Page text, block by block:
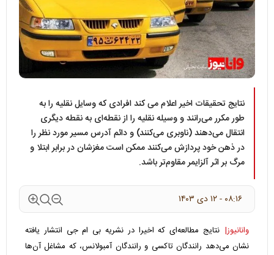
نتایج تحقیقات اخیر اعلام می کند افرادی که وسایل نقلیه را به
طور مکرر می‌رانند و وسیله نقلیه را از نقطه‌ای به نقطه دیگری
انتقال می‌دهند (ناوبری می‌کنند) و دائم آدرس مسیر مورد نظر را
در ذهن خود پردازش می‌کنند ممکن است مغزشان در برابر ابتلا و
مرگ بر اثر آلزایمر مقاوم‌تر باشد.
۰۸:۱۶ - ۱۲ دی ۱۴۰۳
وانانیوز| نتایج مطالعه‌ای که اخیرا در نشریه بی ام جی انتشار یافته
نشان می‌دهد رانندگان تاکسی و رانندگان آمبولانس، که مشاغل آن‌ها